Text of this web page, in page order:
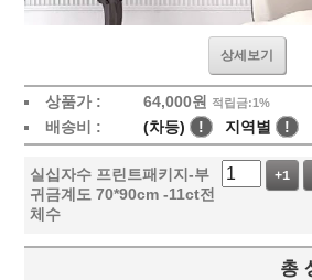
상세보기
상품가 : 64,000원 적립금:1%
배송비 : (차등) ! 지역별 !
실십자수 프린트패키지-부
귀금계도 70*90cm -11ct전
체수
+1
총